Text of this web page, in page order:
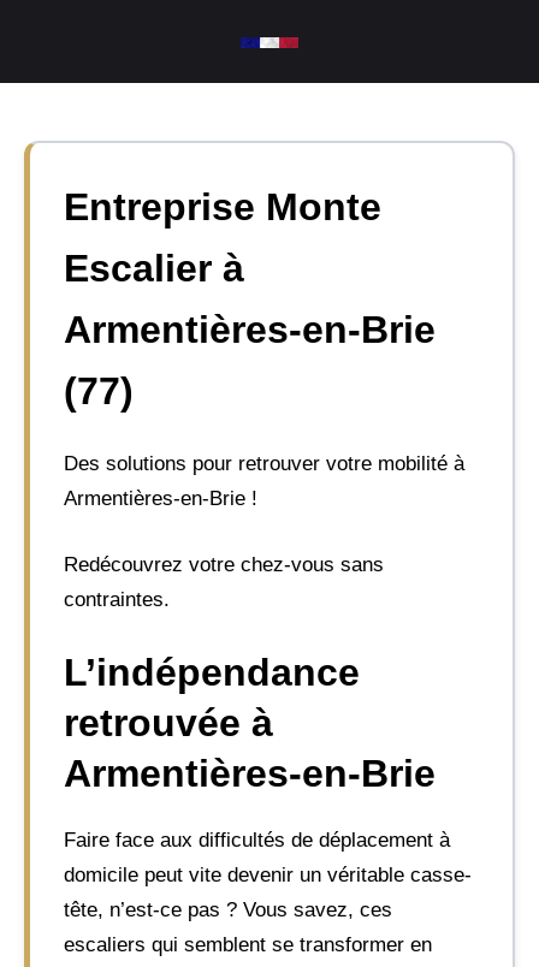
contenu
Entreprise Monte
Escalier à
Armentières-en-Brie
(77)
Des solutions pour retrouver votre mobilité à
Armentières-en-Brie !
Redécouvrez votre chez-vous sans
contraintes.
L’indépendance
retrouvée à
Armentières-en-Brie
Faire face aux difficultés de déplacement à
domicile peut vite devenir un véritable casse-
tête, n’est-ce pas ? Vous savez, ces
escaliers qui semblent se transformer en